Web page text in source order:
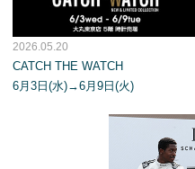
2026.05.20
CATCH THE WATCH
6月3日(水)→6月9日(火)